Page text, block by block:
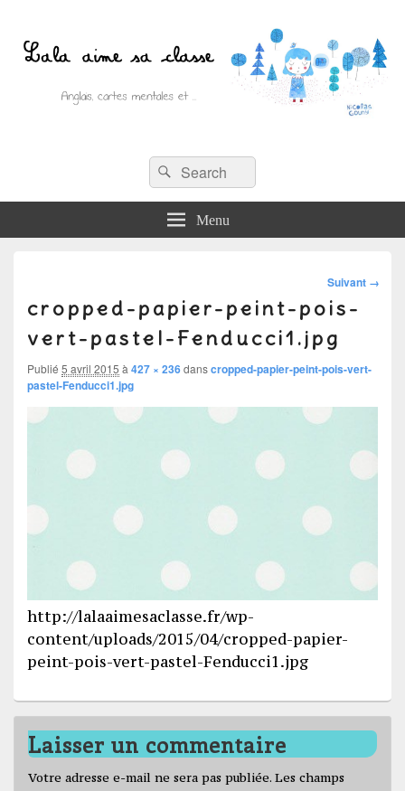
Lala aime sa classe
Anglais, cartes mentales et ….Recherche :
Rechercher
Menu
dans
les
images
Suivant →
cropped-papier-peint-pois-
vert-pastel-Fenducci1.jpg
Publié 5 avril 2015 à 427 × 236danscropped-papier-peint-pois-vert-
pastel-Fenducci1.jpg
http://lalaaimesaclasse.fr/wp-
content/uploads/2015/04/cropped-papier-
peint-pois-vert-pastel-Fenducci1.jpg
Laisser un commentaire
Votre adresse e-mail ne sera pas publiée. Les champs